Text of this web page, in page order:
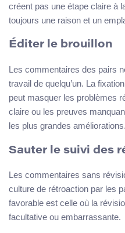
créent pas une étape claire à
toujours une raison et un
Éditer le brouillon
Les commentaires des pairs
travail de quelqu’un. La
peut masquer les problèmes
claire ou les preuves
les plus grandes améliorations.
Sauter le suivi des
Les commentaires sans
culture de rétroaction par les
favorable est celle où la
facultative ou embarrassante.